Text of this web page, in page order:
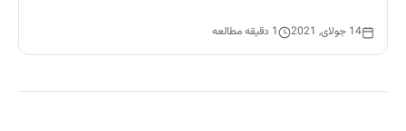
14 جولای, 2021 1 دقیقه مطالعه